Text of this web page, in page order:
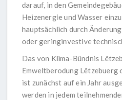
darauf, in den
Heizenergie und Wasser
hauptsächlich durch
oder geringinvestive
Das von Klima-Bündnis
Emweltberodung
ist zunächst auf ein Jahr
werden in jedem